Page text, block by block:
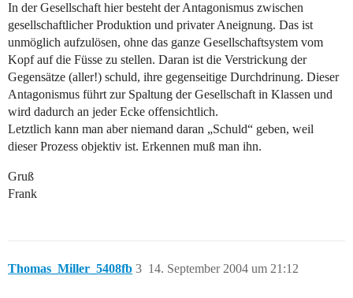
In der Gesellschaft hier besteht der Antagonismus zwischen
gesellschaftlicher Produktion und privater Aneignung. Das ist
unmöglich aufzulösen, ohne das ganze Gesellschaftsystem vom
Kopf auf die Füsse zu stellen. Daran ist die Verstrickung der
Gegensätze (aller!) schuld, ihre gegenseitige Durchdrinung. Dieser
Antagonismus führt zur Spaltung der Gesellschaft in Klassen und
wird dadurch an jeder Ecke offensichtlich.
Letztlich kann man aber niemand daran „Schuld“ geben, weil
dieser Prozess objektiv ist. Erkennen muß man ihn.
Gruß
Frank
Thomas_Miller_5408fb 14. September 2004 um 21:12
3